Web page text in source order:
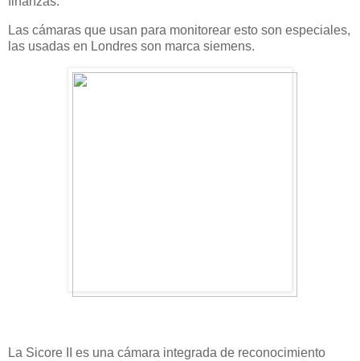
Las cámaras que usan para monitorear esto son especiales,
las usadas en Londres son marca siemens.
La Sicore II es una cámara integrada de reconocimiento